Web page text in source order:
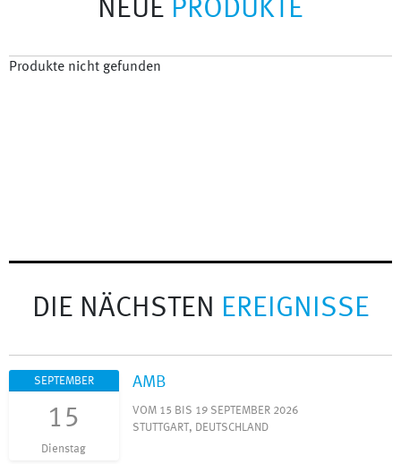
NEUE PRODUKTE
Produkte nicht gefunden
DIE NÄCHSTEN EREIGNISSE
SEPTEMBER
15
Dienstag
AMB
VOM 15 BIS 19 SEPTEMBER 2026
STUTTGART, DEUTSCHLAND